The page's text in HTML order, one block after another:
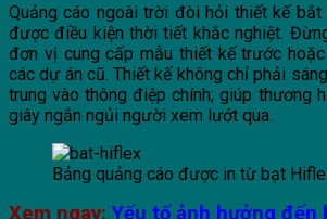
Quảng cáo ngoài trời đòi hỏi thiết kế
được điều kiện thời tiết khắc nghiệt.
đơn vị cung cấp mẫu thiết kế trước
các dự án cũ. Thiết kế không chỉ phải
trung vào thông điệp chính; giúp thương
giây ngắn ngủi người xem lướt qua.
Bảng quảng cáo được in từ bạt
Xem ngay: Yếu tố ảnh hưởng đến